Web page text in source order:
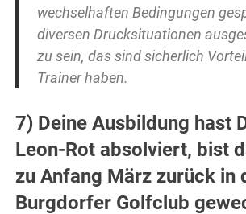
wechselhaften Bedingungen
diversen Drucksituationen
zu sein, das sind sicherlich
Trainer haben.
7) Deine Ausbildung hast
Leon-Rot absolviert, bist
zu Anfang März zurück in
Burgdorfer Golfclub